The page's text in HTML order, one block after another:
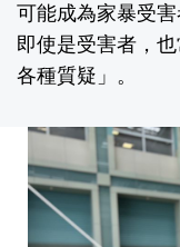
可能成為家暴受
即使是受害者，
各種質疑」。